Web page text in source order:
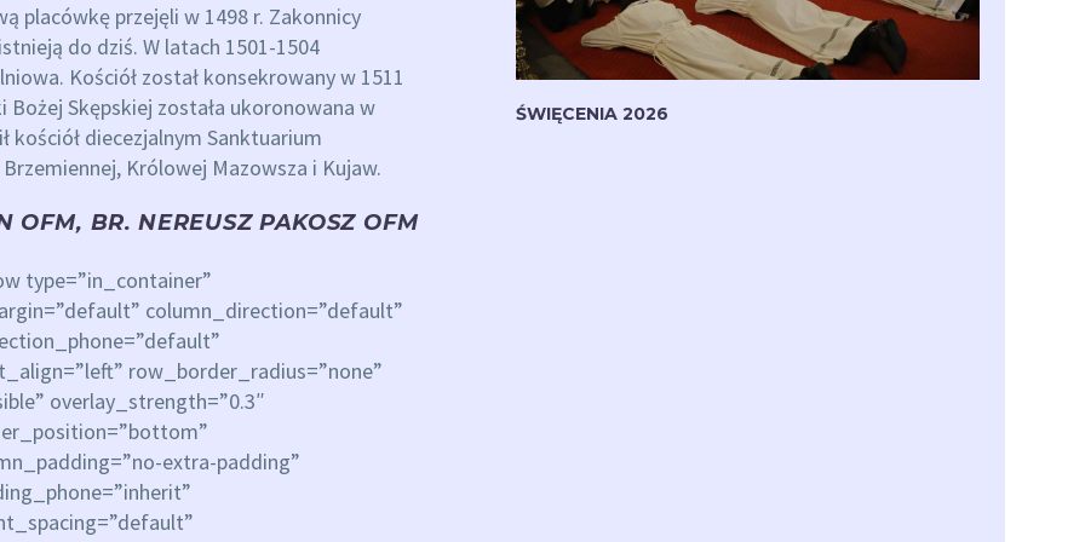
placówkę przejęli w 1498 r. Zakonnicy
do dziś. W latach 1501-1504
Kościół został konsekrowany w 1511
Skępskiej została ukoronowana w
kościół diecezjalnym Sanktuarium
Królowej Mazowsza i Kujaw.
OFM, BR. NEREUSZ PAKOSZ OFM
type=”in_container”
column_direction=”default”
row_border_radius=”none”
overlay_strength=”0.3″
extra-padding”
ŚWIĘCENIA 2026